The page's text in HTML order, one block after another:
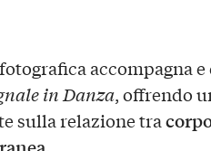
accompagna
in Danza, offrendo
sulla relazione tra